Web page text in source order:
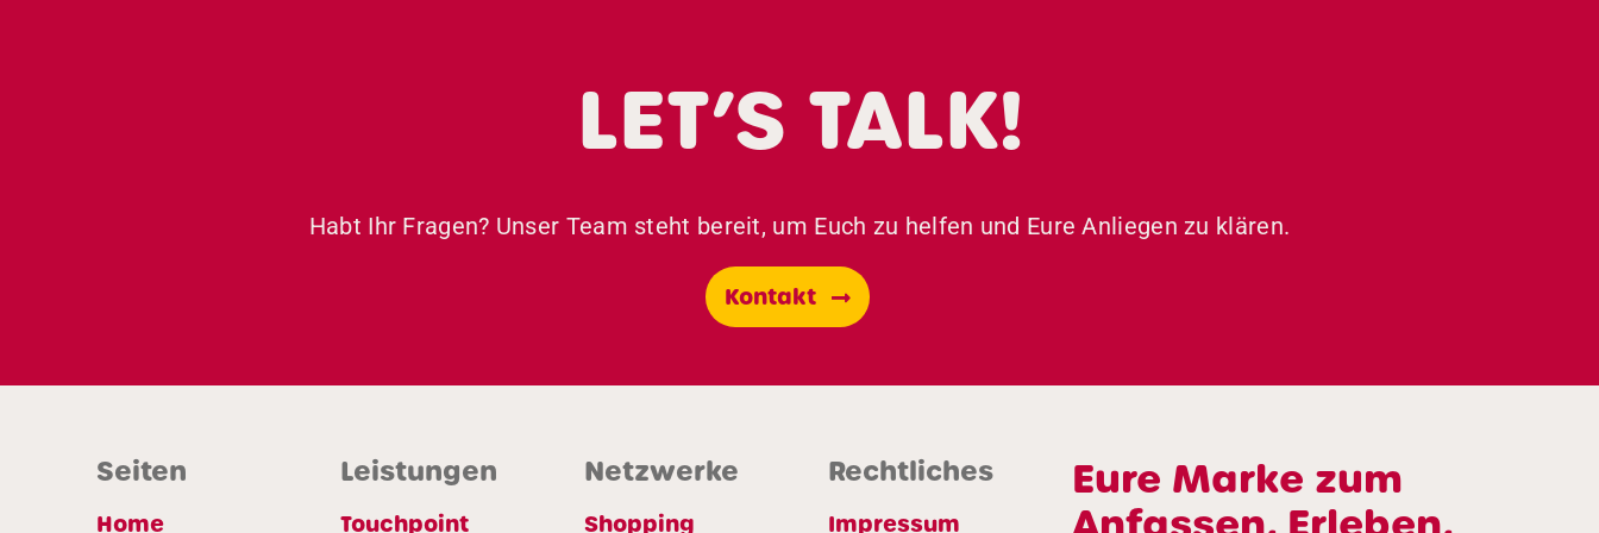
LET’S TALK!
Habt Ihr Fragen? Unser Team steht bereit, um Euch zu helfen und Eure Anliegen zu klären.
Kontakt
Seiten
Home
Leistungen
Touchpoint
Netzwerke
Shopping
Rechtliches
Impressum
Eure Marke zum